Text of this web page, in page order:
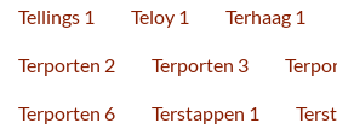
Tellings 1 Teloy 1 Terhaag 1
Terporten 2 Terporten 3
Terporten 6 Terstappen 1